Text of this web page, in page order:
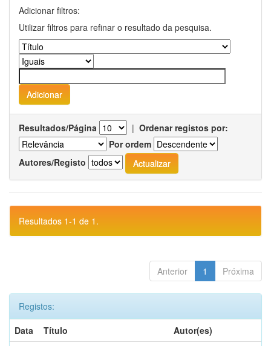
Adicionar filtros:
Utilizar filtros para refinar o resultado da pesquisa.
Resultados/Página | Ordenar registos por:
Por ordem
Autores/Registo
Resultados 1-1 de 1.
Anterior 1 Próxima
Registos:
Data
Título
Autor(es)